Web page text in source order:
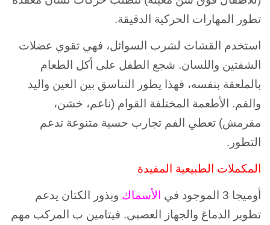
تطور المهارات الحركية الدقيقة.
استخدم القشات لشرب السوائل، فهي تقوي عضلات
الشفتين واللسان. شجع الطفل على أكل الطعام
بالملعقة بنفسه، فهذا يطور التناسق بين العين واليد
والفم. الأطعمة المختلفة القوام (ناعم، خشن،
مقرمش) تعطي الفم تجارب حسية متنوعة تدعم
التطور.
المكملات الطبيعية المفيدة
أوميجا 3 الموجود في الأسماك وبذور الكتان يدعم
تطوير الدماغ والجهاز العصبي. فيتامين ب المركب مهم